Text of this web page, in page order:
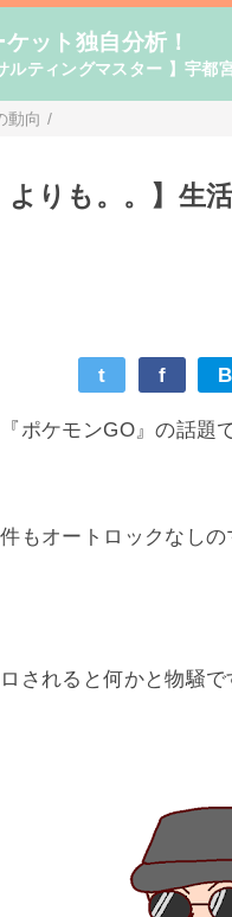
ット独自分析！
ルティングマスター 】宇
動向 /
よりも。。】生
t f
ポケモンGO』の話題
もオートロックなし
されると何かと物騒で